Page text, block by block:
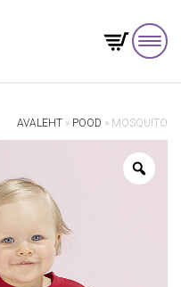
AVALEHT » POOD » MOSQUITO